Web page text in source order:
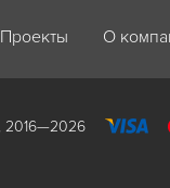
Проекты О
2016—2026